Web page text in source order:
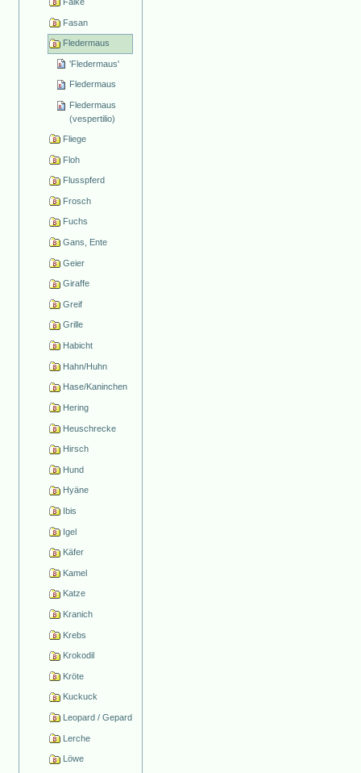
Fasan
Fledermaus
'Fledermaus'
Fledermaus
Fledermaus
(vespertilio)
Fliege
Floh
Flusspferd
Frosch
Fuchs
Gans, Ente
Geier
Giraffe
Greif
Grille
Habicht
Hahn/Huhn
Hase/Kaninchen
Hering
Heuschrecke
Hirsch
Hund
Hyäne
Ibis
Igel
Käfer
Kamel
Katze
Kranich
Krebs
Krokodil
Kröte
Kuckuck
Leopard / Gepard
Lerche
Löwe